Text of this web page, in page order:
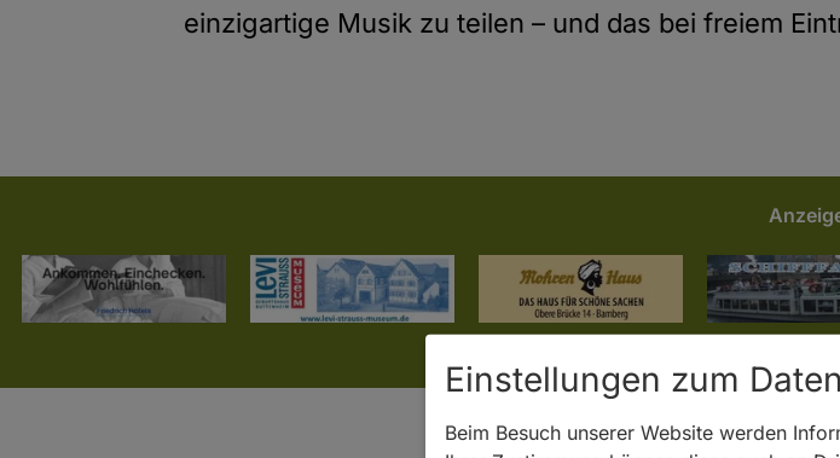
einzigartige Musik zu teilen – und das bei freiem
Einstellungen zum
Beim Besuch unserer Website werden